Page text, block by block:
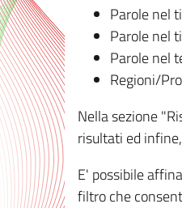
Parole nel
Parole nel
Parole nel
Regioni/
Nella sezione
risultati ed
E' possibile
filtro che